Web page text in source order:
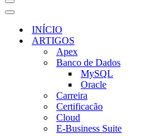
Menu
de
navegação
Menu
navegaçãoINÍCIO
ARTIGOS
Apex
Banco de Dados
MySQL
Oracle
Carreira
Certificacão
Cloud
E-Business Suite